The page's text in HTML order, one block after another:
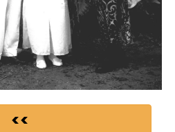
<<